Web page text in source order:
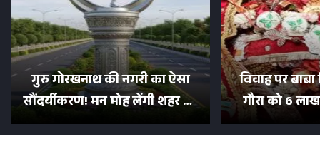
गुरु गोरखनाथ की नगरी का ऐसा
सौंदर्यीकरण! मन मोह लेंगी शहर की
सड़कें; देखें Photos
विवाह पर
गौरा को 6
500 भक्तों